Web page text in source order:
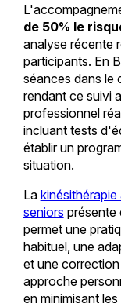
de 50% le
analyse récente
participants. En
séances dans le
rendant ce suivi
professionnel
incluant tests
établir un
situation.
La
seniors présente
permet une
habituel, une
et une
approche
en minimisant les